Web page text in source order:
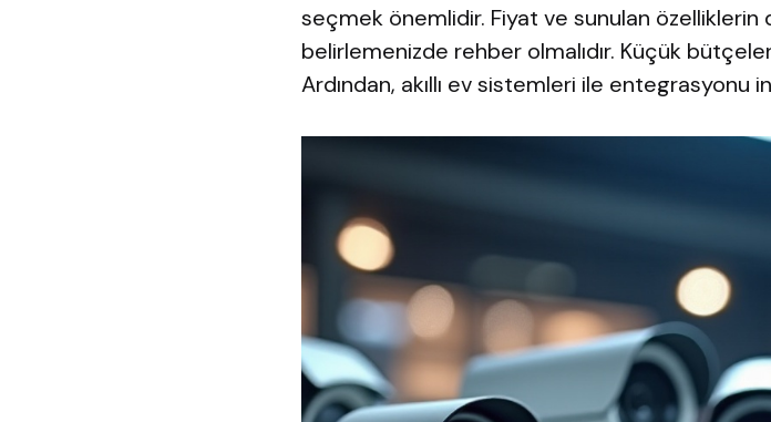
seçmek önemlidir. Fiyat ve sunulan
belirlemenizde rehber olmalıdır. Küçük
Ardından, akıllı ev sistemleri ile entegrasyonu